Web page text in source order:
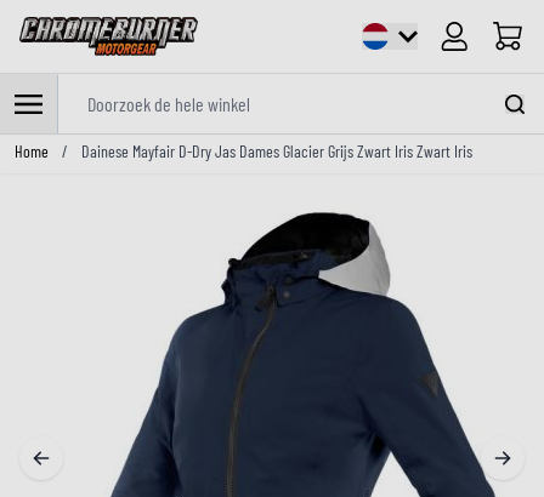
Cart
Ga naar de inhoud
Home / Dainese Mayfair D-Dry Jas Dames Glacier Grijs Zwart Iris Zwart Iris